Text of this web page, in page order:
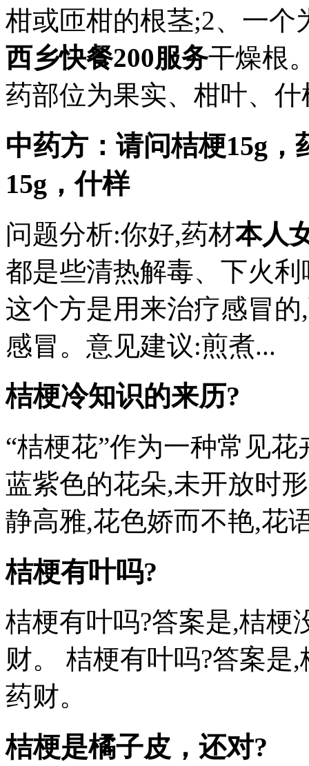
柑或匝柑的根茎;2、一个
西乡快餐200服务干燥根
药部位为果实、柑叶、什
中药方：请问桔梗15g，
15g，什样
问题分析:你好,药材本人
都是些清热解毒、下火
这个方是用来治疗感冒
感冒。意见建议:煎煮...
桔梗冷知识的来历?
“桔梗花”作为一种常见
蓝紫色的花朵,未开放时
静高雅,花色娇而不艳,花
桔梗有叶吗?
桔梗有叶吗?答案是,桔梗
财。 桔梗有叶吗?答案是
药财。
桔梗是橘子皮，还对?